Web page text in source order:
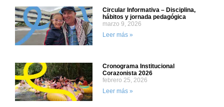
Circular Informativa – Disciplina,
hábitos y jornada pedagógica
marzo 9, 2026
Leer más »
Cronograma Institucional
Corazonista 2026
febrero 25, 2026
Leer más »